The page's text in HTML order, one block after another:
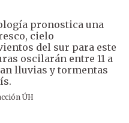
pronostica una
cielo
del sur para este
oscilarán entre 11 a
lluvias y tormentas
ÚH